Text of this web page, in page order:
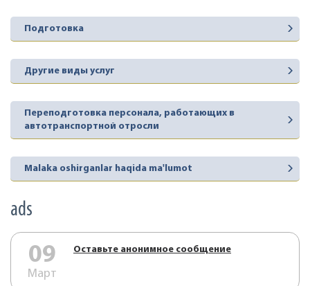
Подготовка
Другие виды услуг
Переподготовка персонала, работающих в
автотранспортной отросли
Malaka oshirganlar haqida ma'lumot
ads
09
Март
Оставьте анонимное сообщение